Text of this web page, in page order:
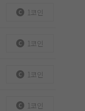
1코인
1코인
1코인
1코인